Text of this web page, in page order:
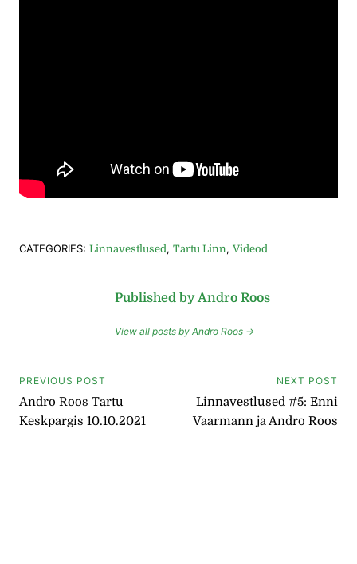
CATEGORIES: Linnavestlused, Tartu Linn, Videod
Published by Andro Roos
View all posts by Andro Roos →
Navigeerimine
PREVIOUS POST
Andro Roos Tartu
Keskpargis 10.10.2021
NEXT POST
Linnavestlused #5: Enni
Vaarmann ja Andro Roos